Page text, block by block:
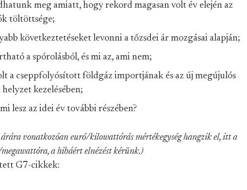
meg amiatt, hogy rekord magasan volt év elején az
töltöttsége;
következtetéseket levonni a tőzsdei ár mozgásai alapján;
a spórolásból, és mi az, ami nem;
a cseppfolyósított földgáz importjának és az új megújulós
kezelésében;
lesz az idei év további részében?
vonatkozóan euró/kilowattórás mértékegység hangzik el, itt a
megawattóra, a hibáért elnézést kérünk.)
G7-cikkek: